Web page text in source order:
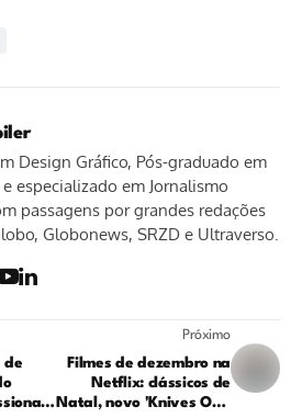
Design Gráfico, Pós-graduado em
especializado em Jornalismo
passagens por grandes redações
Globonews, SRZD e Ultraverso.
de
Próximo
Filmes de dezembro na
Netflix: clássicos de
Natal, novo 'Knives Out'